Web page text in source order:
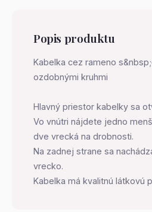
Popis produktu
Kabelka cez rameno
ozdobnými kruhmi
Hlavný priestor kabelky sa
Vo vnútri nájdete jedno
dve vrecká na drobnosti.
Na zadnej strane sa
vrecko.
Kabelka má kvalitnú látkovú